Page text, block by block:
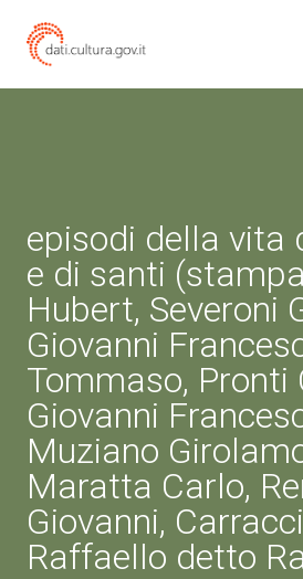
episodi della vita
e di santi
Hubert, Severoni
Giovanni
Tommaso, Pronti
Giovanni
Muziano
Maratta Carlo,
Giovanni,
Raffaello detto